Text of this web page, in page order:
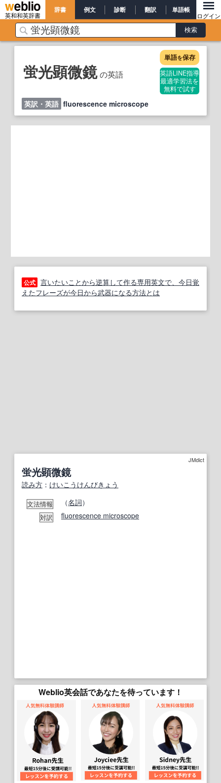
英和和英辞書
辞書 例文 診断 翻訳 単語帳
ログイン
蛍光顕微鏡 の英語
単語を保存
英語LINE指導
最適学習法を
無料で試す
英訳・英語 fluorescence microscope
公式 言いたいことから逆算して作る専用英文で、今日覚
えたフレーズが今日から武器になる方法とは
JMdict
蛍光顕微鏡
読み方 ： けいこうけんびきょう
文法情報 （名詞）
対訳 fluorescence microscope
Weblio英会話であなたを待っています！